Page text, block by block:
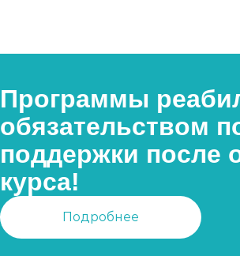
Программы
обязательством
поддержки после
курса!
Подробнее